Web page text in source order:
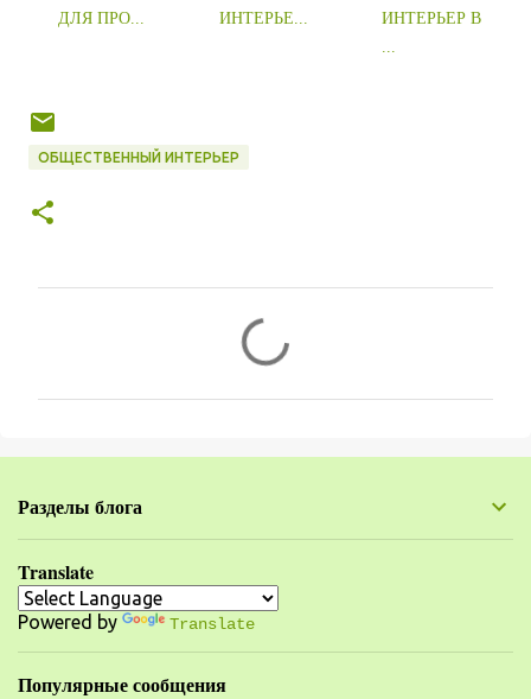
ДЛЯ ПРО...
ИНТЕРЬЕ...
ИНТЕРЬЕР В
ОБЩЕСТВЕННЫЙ ИНТЕРЬЕР
е
т
р
и
и
Разделы блога
Translate
Powered by Translate
Популярные сообщения